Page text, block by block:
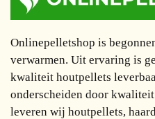
Onlinepelletshop is
verwarmen. Uit ervaring is
kwaliteit houtpellets
onderscheiden door
leveren wij houtpellets,